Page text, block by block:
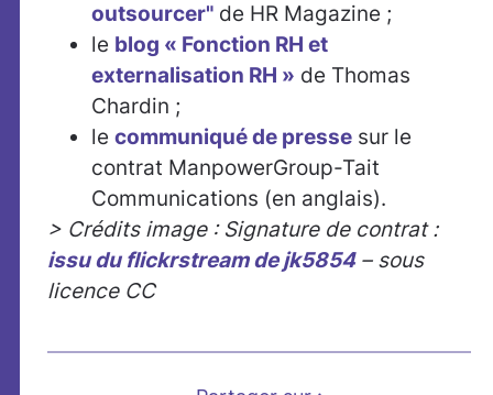
outsourcer" de HR Magazine ;
le blog « Fonction RH et
externalisation RH » de Thomas
Chardin ;
le communiqué de presse sur le
contrat ManpowerGroup-Tait
Communications (en anglais).
> Crédits image : Signature de contrat :
issu du flickrstream de jk5854– sous
licence CC